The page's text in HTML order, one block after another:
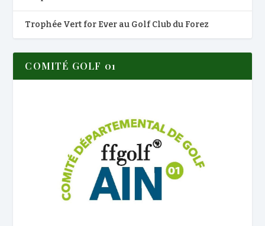
Trophée Vert for Ever au Golf Club du Forez
COMITÉ GOLF 01